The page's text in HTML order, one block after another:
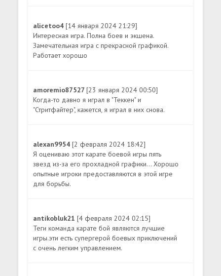
alicetoo4[14 января 2024 21:29]
Интересная игра. Полна боев и экшена.
Замечательная игра с прекрасной графикой.
Работает хорошо
amoremio87527[23 января 2024 00:50]
Когда-то давно я играл в "Теккен" и
"Стритфайтер", кажется, я играл в них снова.
alexan9954[2 февраля 2024 18:42]
Я оцениваю этот карате боевой игры пять
звезд из-за его прохладной графики... Хорошо
опытные игроки предоставляются в этой игре
для борьбы.
antikobluk21[4 февраля 2024 02:15]
Теги команда карате бой являются лучшие
игры.эти есть супергерой боевых приключений
с очень легким управлением.